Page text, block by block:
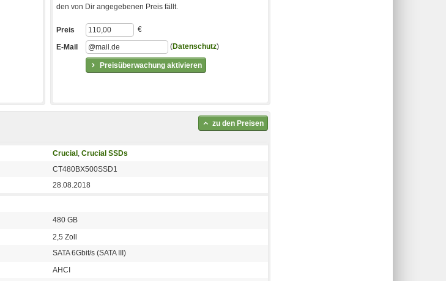
den von Dir angegebenen Preis fällt.
Preisüberwachung aktivieren
Preis €
E-Mail (Datenschutz)
zu den Preisen
Crucial , Crucial SSDs
CT480BX500SSD1
28.08.2018
480 GB
2,5 Zoll
SATA 6Gbit/s (SATA III)
AHCI